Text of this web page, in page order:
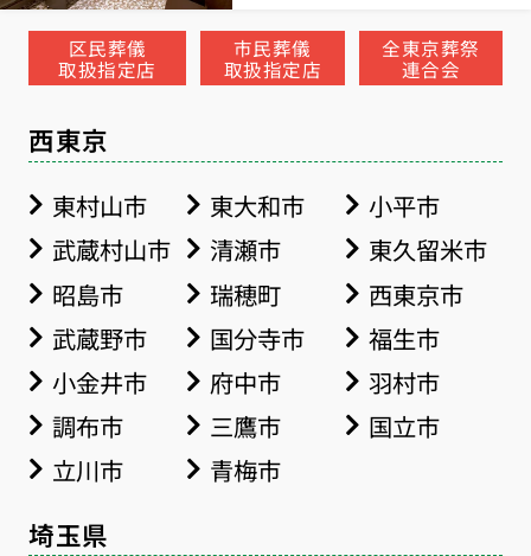
区民葬儀
取扱指定店
市民葬儀
取扱指定店
全東京葬祭
連合会
西東京
東村山市 東大和市
小平市
武蔵村山市
清瀬市
東久留米市
昭島市
瑞穂町
西東京市
武蔵野市
国分寺市
福生市
小金井市
府中市
羽村市
調布市
三鷹市
国立市
立川市
青梅市
埼玉県